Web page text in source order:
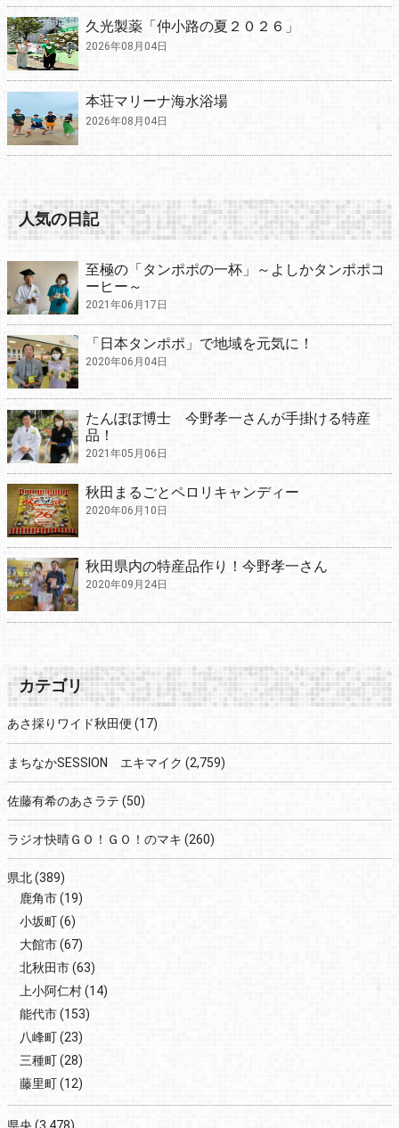
久光製薬「仲小路の夏２０２６」
2026年08月04日
本荘マリーナ海水浴場
2026年08月04日
人気の日記
至極の「タンポポの一杯」～よしかタンポポコ
ーヒー～
2021年06月17日
「日本タンポポ」で地域を元気に！
2020年06月04日
たんぽぽ博士 今野孝一さんが手掛ける特産
品！
2021年05月06日
秋田まるごとペロリキャンディー
2020年06月10日
秋田県内の特産品作り！今野孝一さん
2020年09月24日
カテゴリ
あさ採りワイド秋田便 (17)
まちなかSESSION エキマイク (2,759)
佐藤有希のあさラテ (50)
ラジオ快晴ＧＯ！ＧＯ！のマキ (260)
県北(389)
鹿角市(19)
小坂町(6)
大館市(67)
北秋田市(63)
上小阿仁村(14)
能代市(153)
八峰町(23)
三種町(28)
藤里町(12)
県央 (3,478)